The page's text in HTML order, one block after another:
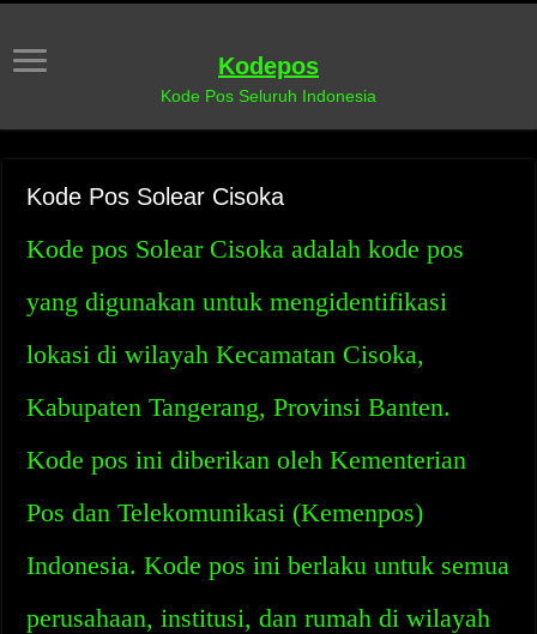
Kodepos
Kode Pos Seluruh Indonesia
Kode Pos Solear Cisoka
Kode pos Solear Cisoka adalah kode pos
yang digunakan untuk mengidentifikasi
lokasi di wilayah Kecamatan Cisoka,
Kabupaten Tangerang, Provinsi Banten.
Kode pos ini diberikan oleh Kementerian
Pos dan Telekomunikasi (Kemenpos)
Indonesia. Kode pos ini berlaku untuk semua
perusahaan, institusi, dan rumah di wilayah